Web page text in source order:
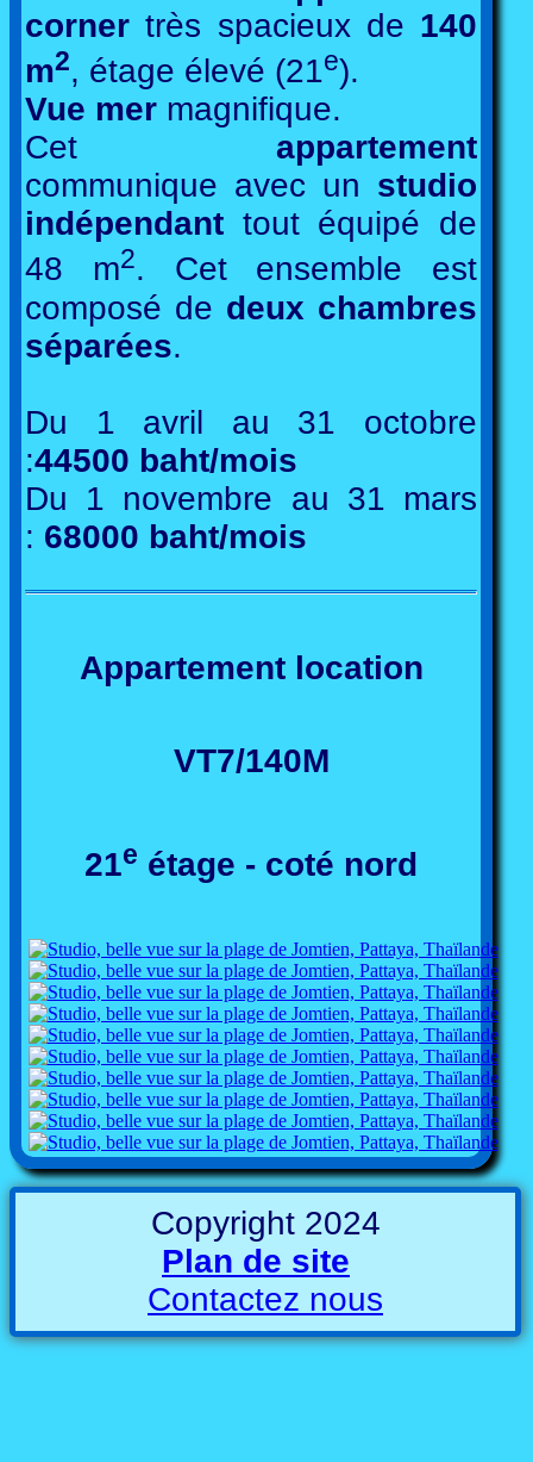
corner très spacieux de 140
m2, étage élevé (21e).
Vue mer magnifique.
Cet appartement
communique avec un studio
indépendant tout équipé de
48 m2. Cet ensemble est
composé de deux chambres
séparées.
Du 1 avril au 31 octobre
:44500 baht/mois
Du 1 novembre au 31 mars
: 68000 baht/mois
Appartement location
VT7/140M
21e étage - coté nord
Copyright 2024
Plan de site
Contactez nous